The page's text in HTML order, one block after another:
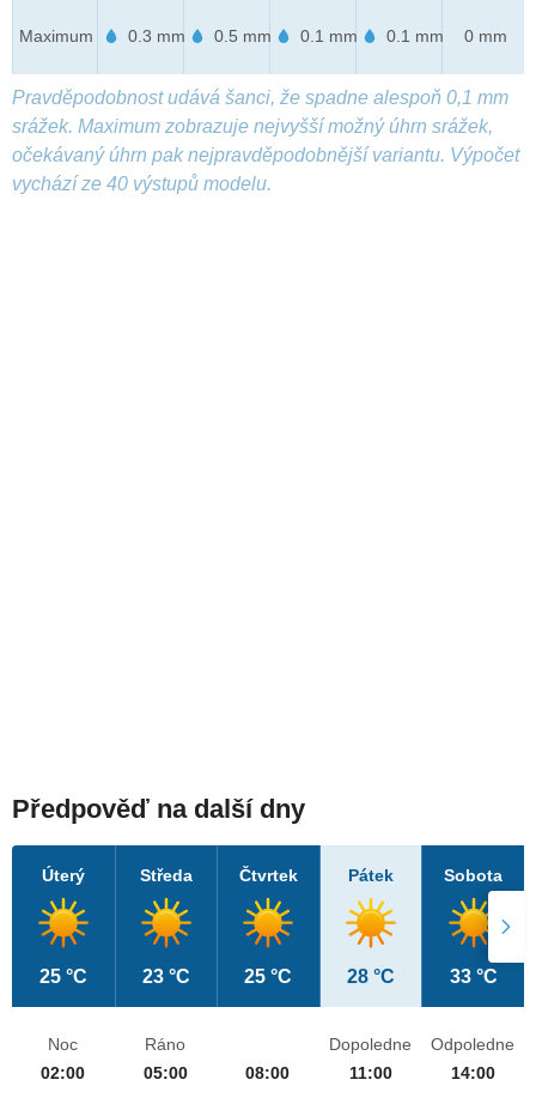
Maximum 0.3 mm 0.5 mm 0.1 mm 0.1 mm 0 mm
Pravděpodobnost udává šanci, že spadne alespoň 0,1 mm
srážek. Maximum zobrazuje nejvyšší možný úhrn srážek,
očekávaný úhrn pak nejpravděpodobnější variantu. Výpočet
vychází ze 40 výstupů modelu.
Předpověď na další dny
Úterý
25 °C
Středa
23 °C
Čtvrtek
25 °C
Pátek
28 °C
Sobota
33 °C
Noc
02:00
Ráno
05:00
08:00
Dopoledne
11:00
Odpoledne
14:00